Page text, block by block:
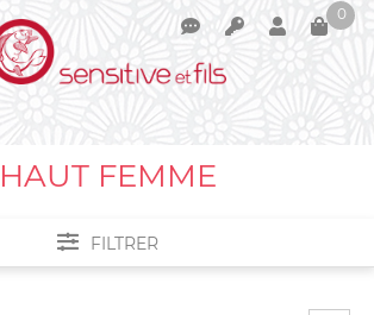
0
HAUT FEMME
FILTRER